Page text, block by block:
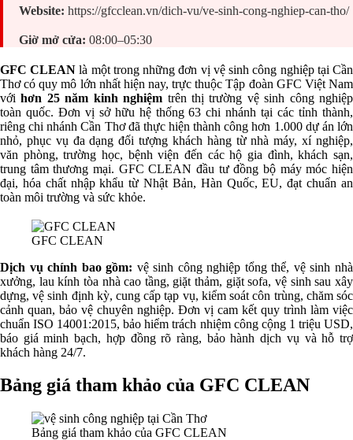
Website: https://gfcclean.vn/dich-vu/ve-sinh-cong-nghiep-can-tho/
Giờ mở cửa: 08:00–05:30
GFC CLEAN là một trong những đơn vị vệ sinh công nghiệp tại Cần
Thơ có quy mô lớn nhất hiện nay, trực thuộc Tập đoàn GFC Việt Nam
vớihơn 25 năm kinh nghiệm trên thị trường vệ sinh công nghiệp
toàn quốc. Đơn vị sở hữu hệ thống 63 chi nhánh tại các tỉnh thành,
riêng chi nhánh Cần Thơ đã thực hiện thành công hơn 1.000 dự án lớn
nhỏ, phục vụ đa dạng đối tượng khách hàng từ nhà máy, xí nghiệp,
văn phòng, trường học, bệnh viện đến các hộ gia đình, khách sạn,
trung tâm thương mại. GFC CLEAN đầu tư đồng bộ máy móc hiện
đại, hóa chất nhập khẩu từ Nhật Bản, Hàn Quốc, EU, đạt chuẩn an
toàn môi trường và sức khỏe.
GFC CLEAN
Dịch vụ chính bao gồm: vệ sinh công nghiệp tổng thể, vệ sinh nhà
xưởng, lau kính tòa nhà cao tầng, giặt thảm, giặt sofa, vệ sinh sau xây
dựng, vệ sinh định kỳ, cung cấp tạp vụ, kiểm soát côn trùng, chăm sóc
cảnh quan, bảo vệ chuyên nghiệp. Đơn vị cam kết quy trình làm việc
chuẩn ISO 14001:2015, bảo hiểm trách nhiệm công cộng 1 triệu USD,
báo giá minh bạch, hợp đồng rõ ràng, bảo hành dịch vụ và hỗ trợ
khách hàng 24/7.
Bảng giá tham khảo của GFC CLEAN
Bảng giá tham khảo của GFC CLEAN